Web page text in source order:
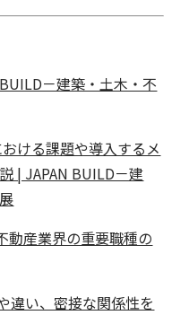
－建築・土木・不
ける課題や導入するメ
| JAPAN BUILD－建
動産業界の重要職種の
違い、密接な関係性を